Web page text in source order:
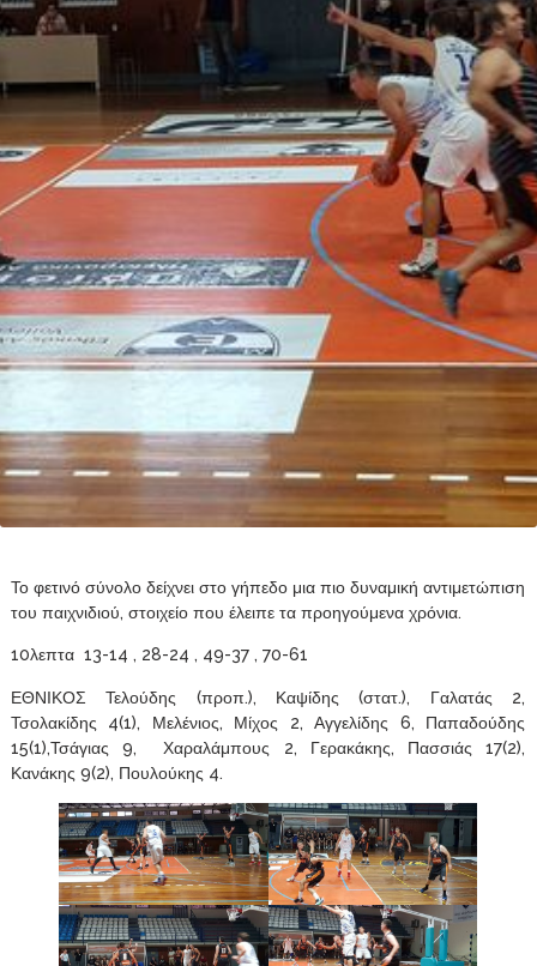
Το φετινό σύνολο δείχνει στο γήπεδο μια πιο δυναμική αντιμετώπιση
του παιχνιδιού, στοιχείο που έλειπε τα προηγούμενα χρόνια.
10λεπτα 13-14 , 28-24 , 49-37 , 70-61
ΕΘΝΙΚΟΣ Τελούδης (προπ.), Καψίδης (στατ.), Γαλατάς 2,
Τσολακίδης 4(1), Μελένιος, Μίχος 2, Αγγελίδης 6, Παπαδούδης
15(1),Τσάγιας 9, Χαραλάμπους 2, Γερακάκης, Πασσιάς 17(2),
Κανάκης 9(2), Πουλούκης 4.